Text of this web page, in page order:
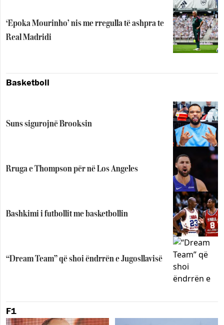
‘Epoka Mourinho’ nis me rregulla të ashpra te
Real Madridi
Basketboll
Suns sigurojnë Brooksin
Rruga e Thompson për në Los Angeles
Bashkimi i futbollit me basketbollin
“Dream Team” që shoi ëndrrën e Jugosllavisë
F1